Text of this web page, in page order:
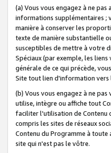
(a) Vous vous engagez à ne
informations supplémentaires ;
manière à conserver les
texte de manière substantielle
susceptibles de mettre à votre
Spéciaux (par exemple, les
générale de ce qui précède,
Site tout lien d'information vers
(b) Vous vous engagez à ne
utilise, intègre ou affiche tout
faciliter l'utilisation de Contenu
compris les sites de réseaux
Contenu du Programme à toute
site qui n'est pas le vôtre.